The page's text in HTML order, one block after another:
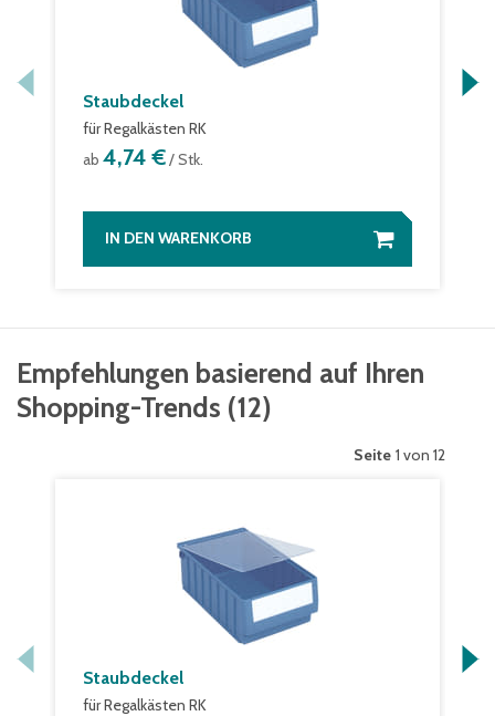
Staubdeckel
für Regalkästen RK
ab 4,74 €/ Stk.
IN DEN WARENKORB
Empfehlungen basierend auf Ihren
Shopping-Trends (12)
Seite 1 von 12
Staubdeckel
für Regalkästen RK